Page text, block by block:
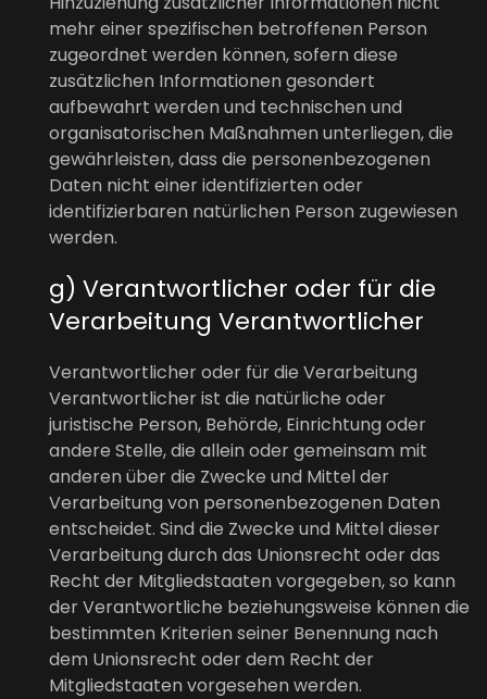
mehr einer spezifischen betroffenen Person
zugeordnet werden können, sofern diese
zusätzlichen Informationen gesondert
aufbewahrt werden und technischen und
organisatorischen Maßnahmen unterliegen, die
gewährleisten, dass die personenbezogenen
Daten nicht einer identifizierten oder
identifizierbaren natürlichen Person zugewiesen
werden.
g) Verantwortlicher oder für die
Verarbeitung Verantwortlicher
Verantwortlicher oder für die Verarbeitung
Verantwortlicher ist die natürliche oder
juristische Person, Behörde, Einrichtung oder
andere Stelle, die allein oder gemeinsam mit
anderen über die Zwecke und Mittel der
Verarbeitung von personenbezogenen Daten
entscheidet. Sind die Zwecke und Mittel dieser
Verarbeitung durch das Unionsrecht oder das
Recht der Mitgliedstaaten vorgegeben, so kann
der Verantwortliche beziehungsweise können die
bestimmten Kriterien seiner Benennung nach
dem Unionsrecht oder dem Recht der
Mitgliedstaaten vorgesehen werden.